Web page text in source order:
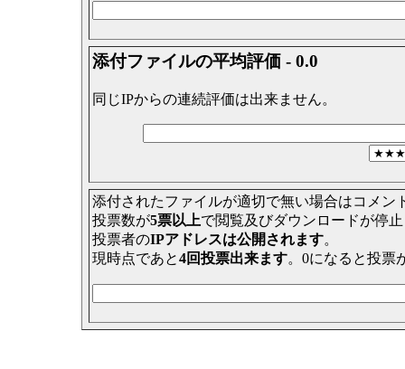
添付ファイルの平均評価 - 0.0
同じIPからの連続評価は出来ません。
添付されたファイルが適切で無い場合はコメ
投票数が5票以上で閲覧及びダウンロードが停
投票者のIPアドレスは公開されます。
現時点であと4回投票出来ます。0になると投票